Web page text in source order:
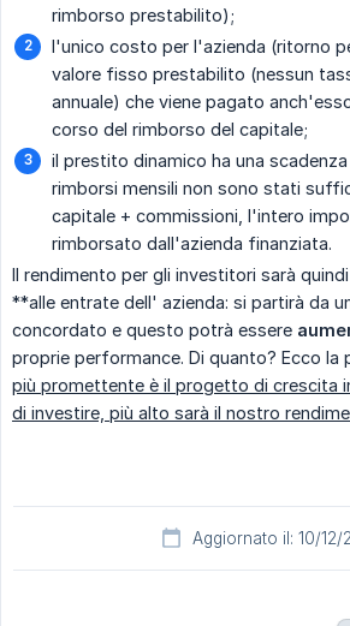
rimborso prestabilito);
l'unico costo per l'azienda (ritorno
valore fisso prestabilito (nessun
annuale) che viene pagato
corso del rimborso del capitale;
il prestito dinamico ha una
rimborsi mensili non sono stati
capitale + commissioni, l'intero
rimborsato dall'azienda finanziata.
Il rendimento per gli investitori sarà
**alle entrate dell' azienda: si partirà da
concordato e questo potrà essere
proprie performance. Di quanto? Ecco la
più promettente è il progetto di crescita
di investire, più alto sarà il nostro
Aggiornato il: 10/12/